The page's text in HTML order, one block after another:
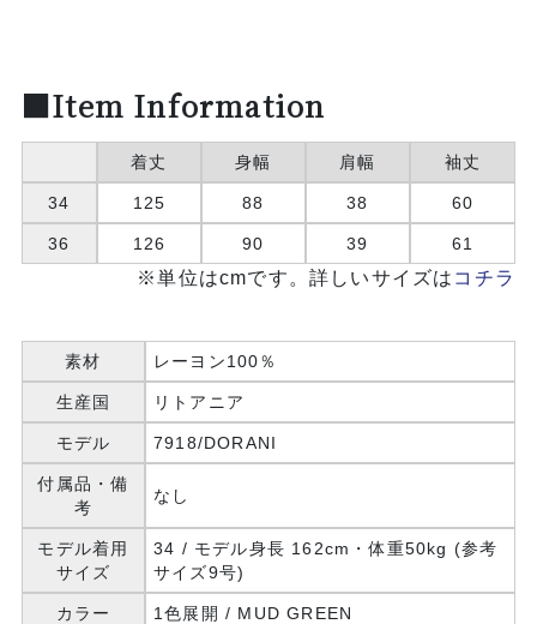
■Item Information
着丈 身幅 肩幅 袖丈
34 125 88 38 60
36 126 90 39 61
※単位はcmです。詳しいサイズは コチラ
素材 レーヨン100％
生産国 リトアニア
モデル 7918/DORANI
付属品・備
考
なし
モデル着用
サイズ
34 / モデル身長 162cm・体重50kg (参考
サイズ9号)
カラー 1色展開 / MUD GREEN